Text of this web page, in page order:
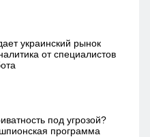
украинский рынок
от специалистов
под угрозой?
программа